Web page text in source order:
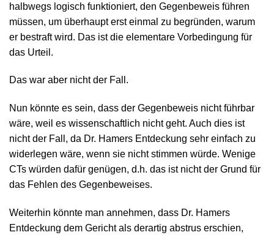
halbwegs logisch funktioniert, den Gegenbeweis führen
müssen, um überhaupt erst einmal zu begründen, warum
er bestraft wird. Das ist die elementare Vorbedingung für
das Urteil.
Das war aber nicht der Fall.
Nun könnte es sein, dass der Gegenbeweis nicht führbar
wäre, weil es wissenschaftlich nicht geht. Auch dies ist
nicht der Fall, da Dr. Hamers Entdeckung sehr einfach zu
widerlegen wäre, wenn sie nicht stimmen würde. Wenige
CTs würden dafür genügen, d.h. das ist nicht der Grund für
das Fehlen des Gegenbeweises.
Weiterhin könnte man annehmen, dass Dr. Hamers
Entdeckung dem Gericht als derartig abstrus erschien,